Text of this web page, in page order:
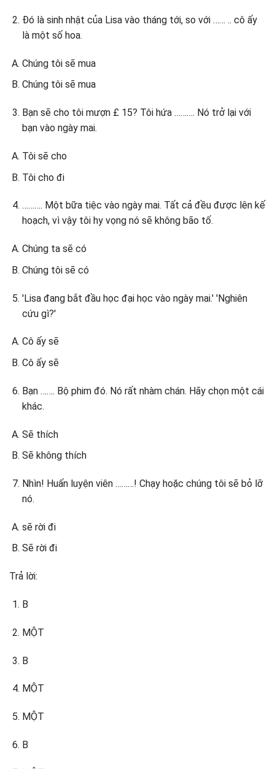
Đó là sinh nhật của Lisa vào tháng tới, so với …… .. cô ấy
là một số hoa.
Chúng tôi sẽ mua
Chúng tôi sẽ mua
Bạn sẽ cho tôi mượn £ 15? Tôi hứa ………. Nó trở lại với
bạn vào ngày mai.
Tôi sẽ cho
Tôi cho đi
………. Một bữa tiệc vào ngày mai. Tất cả đều được lên kế
hoạch, vì vậy tôi hy vọng nó sẽ không bão tố.
Chúng ta sẽ có
Chúng tôi sẽ có
'Lisa đang bắt đầu học đại học vào ngày mai.' 'Nghiên
cứu gì?'
Cô ấy sẽ
Cô ấy sẽ
Bạn ……. Bộ phim đó. Nó rất nhàm chán. Hãy chọn một cái
khác.
Sẽ thích
Sẽ không thích
Nhìn! Huấn luyện viên ………! Chạy hoặc chúng tôi sẽ bỏ lỡ
nó.
sẽ rời đi
Sẽ rời đi
Trả lời:
B
MỘT
B
MỘT
MỘT
B